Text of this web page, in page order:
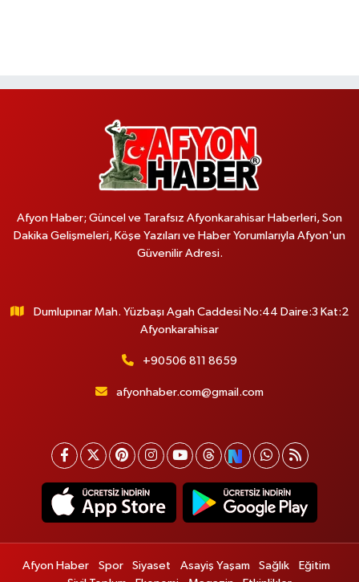
Afyon Haber; Güncel ve Tarafsız Afyonkarahisar Haberleri, Son
Dakika Gelişmeleri, Köşe Yazıları ve Haber Yorumlarıyla Afyon'un
Güvenilir Adresi.
Dumlupınar Mah. Yüzbaşı Agah Caddesi No:44 Daire:3 Kat:2
Afyonkarahisar
+90506 811 8659
afyonhaber.com@gmail.com
Afyon Haber Spor Siyaset Asayiş Yaşam Sağlık
Eğitim